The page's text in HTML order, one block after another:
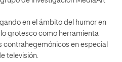
en el ámbito del humor en
grotesco como herramienta
contrahegemónicos en especial
televisión.